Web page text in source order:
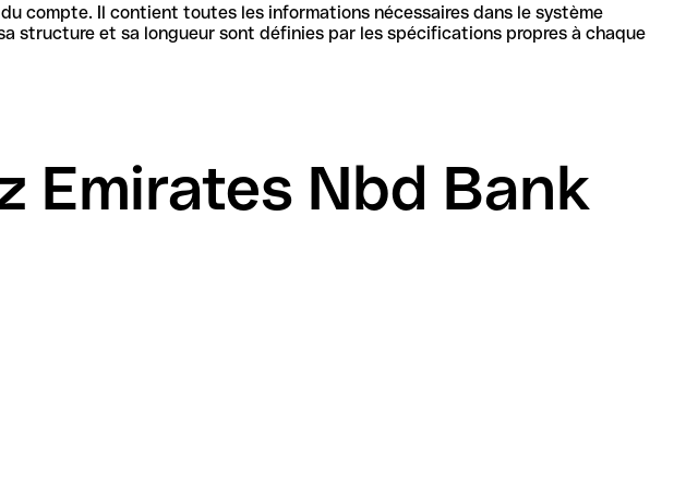
compte. Il contient toutes les informations nécessaires dans le système
définies par les spécifications propres à chaque
Emirates Nbd Bank